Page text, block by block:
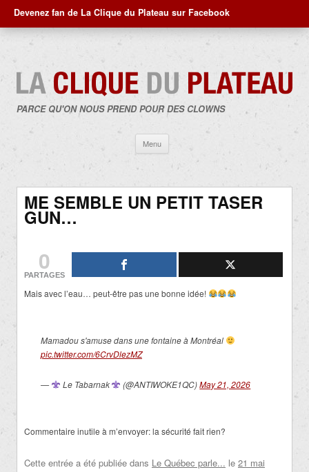
Devenez fan de La Clique du Plateau sur Facebook
PARCE QU'ON NOUS PREND POUR DES CLOWNS
Menu
contenu
ME SEMBLE UN PETIT TASER
GUN…
0
PARTAGES
Mais avec l’eau… peut-être pas une bonne idée!
Mamadou s'amuse dans une fontaine à Montréal
pic.twitter.com/6CrvDlezMZ
— Le Tabarnak (@ANTIWOKE1QC)May 21, 2026
Commentaire inutile à m’envoyer: la sécurité fait rien?
Cette entrée a été publiée dans Le Québec parle... le 21 mai